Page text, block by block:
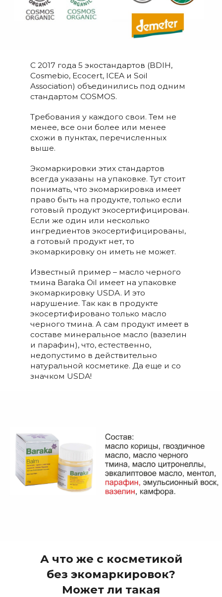
С 2017 года 5 экостандартов (BDIH,
Cosmebio, Ecocert, ICEA и Soil
Association) объединились под одним
стандартом COSMOS.
Требования у каждого свои. Тем не
менее, все они более или менее
схожи в пунктах, перечисленных
выше.
Экомаркировки этих стандартов
всегда указаны на упаковке. Тут стоит
понимать, что экомаркировка имеет
право быть на продукте, только если
готовый продукт экосертифицирован.
Если же один или несколько
ингредиентов экосертифицированы,
а готовый продукт нет, то
экомаркировку он иметь не может.
Известный пример – масло черного
тмина Baraka Oil имеет на упаковке
экомаркировку USDA. И это
нарушение. Так как в продукте
экосертифировано только масло
черного тмина. А сам продукт имеет в
составе минеральное масло (вазелин
и парафин), что, естественно,
недопустимо в действительно
натуральной косметике. Да еще и со
значком USDA!
А что же с косметикой
без экомаркировок?
Может ли такая